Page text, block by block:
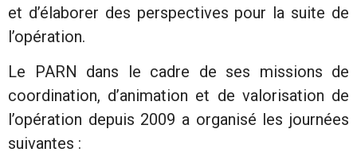
et d’élaborer des perspectives pour la suite de
l’opération.
Le PARN dans le cadre de ses missions de
coordination, d’animation et de valorisation de
l’opération depuis 2009 a organisé les journées
suivantes :